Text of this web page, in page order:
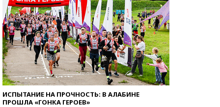
ИСПЫТАНИЕ НА ПРОЧНОСТЬ: В АЛАБИНЕ
ПРОШЛА «ГОНКА ГЕРОЕВ»